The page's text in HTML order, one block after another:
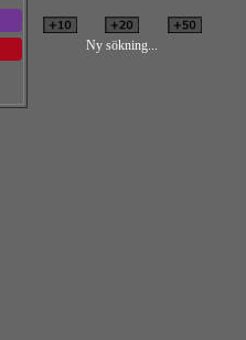
Ny sökning...